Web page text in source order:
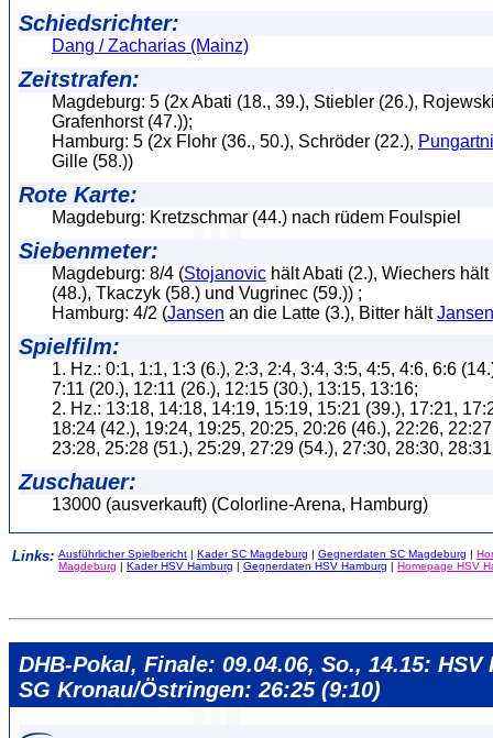
Schiedsrichter:
Dang / Zacharias (Mainz)
Zeitstrafen:
Magdeburg: 5 (2x Abati (18., 39.), Stiebler (26.),
Grafenhorst (47.));
Hamburg: 5 (2x Flohr (36., 50.), Schröder (22.),
Gille (58.))
Rote Karte:
Magdeburg: Kretzschmar (44.) nach rüdem Foulspiel
Siebenmeter:
Magdeburg: 8/4 (Stojanovic hält Abati (2.), Wiechers
(48.), Tkaczyk (58.) und Vugrinec (59.)) ;
Hamburg: 4/2 (Jansen an die Latte (3.), Bitter hältJansen
Spielfilm:
1. Hz.: 0:1, 1:1, 1:3 (6.), 2:3, 2:4, 3:4, 3:5, 4:5, 4:6, 6:6
7:11 (20.), 12:11 (26.), 12:15 (30.), 13:15, 13:16;
2. Hz.: 13:18, 14:18, 14:19, 15:19, 15:21 (39.), 17:21,
18:24 (42.), 19:24, 19:25, 20:25, 20:26 (46.), 22:26,
23:28, 25:28 (51.), 25:29, 27:29 (54.), 27:30, 28:30,
Zuschauer:
13000 (ausverkauft) (Colorline-Arena, Hamburg)
Links: Ausführlicher Spielbericht | Kader SC Magdeburg | Gegnerdaten SC Magdeburg |
Magdeburg | Kader HSV Hamburg | Gegnerdaten HSV Hamburg | Homepage HSV
DHB-Pokal, Finale: 09.04.06, So., 14.15: HSV
SG Kronau/Östringen: 26:25 (9:10)